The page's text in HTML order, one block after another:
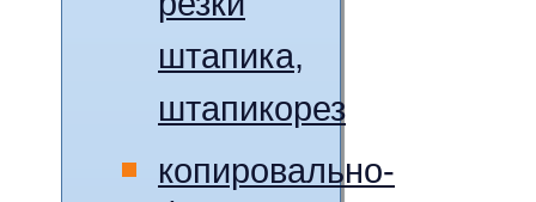
штапика,
штапикорез
копировально-